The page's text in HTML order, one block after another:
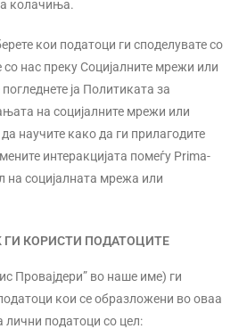
колачиња.
кои податоци ги споделувате со
со нас преку Социјалните мрежи или
ја Политиката за
на социјалните мрежи или
научите како да ги прилагодите
интеракцијата помеѓу Prima-
на социјалната мрежа или
ГИ КОРИСТИ ПОДАТОЦИТЕ
Провајдери” во наше име) ги
кои се образложени во оваа
податоци со цел: